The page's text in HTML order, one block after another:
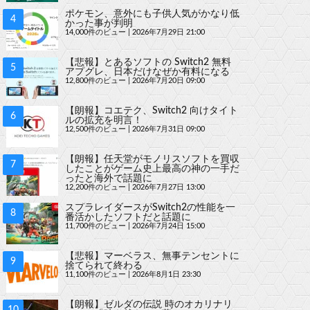
ポケモン、意外にも子供人気がかなり低
かった事が判明
14,000件のビュー 2026年7月29日 21:00
【悲報】とあるソフトの Switch2 無料
アプグレ、日本だけなぜか有料になる
12,800件のビュー 2026年7月20日 09:00
【朗報】コエテク、Switch2 向けタイト
ルの拡充を明言！
12,500件のビュー 2026年7月31日 09:00
【朗報】任天堂がモノリスソフトを買収
したことがゲーム史上最高の神の一手だ
ったと海外で話題に
12,200件のビュー 2026年7月27日 13:00
スプラレイダースがSwitch2の性能を一
番活かしたソフトだと話題に
11,700件のビュー 2026年7月24日 15:00
【悲報】マーベラス、無事テンセントに
捨てられて終わる
11,100件のビュー |2026年8月1日 23:30
【朗報】ゼルダの伝説 時のオカリナリ